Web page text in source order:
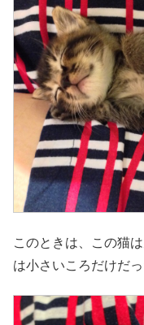
このときは、この猫
は小さいころだけだ